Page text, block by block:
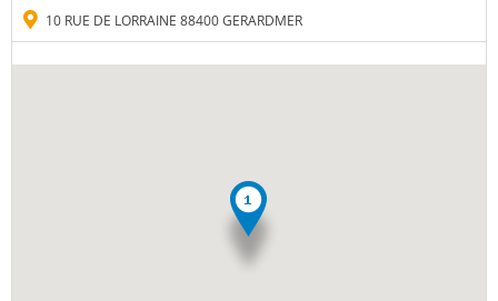
10 RUE DE LORRAINE 88400 GERARDMER